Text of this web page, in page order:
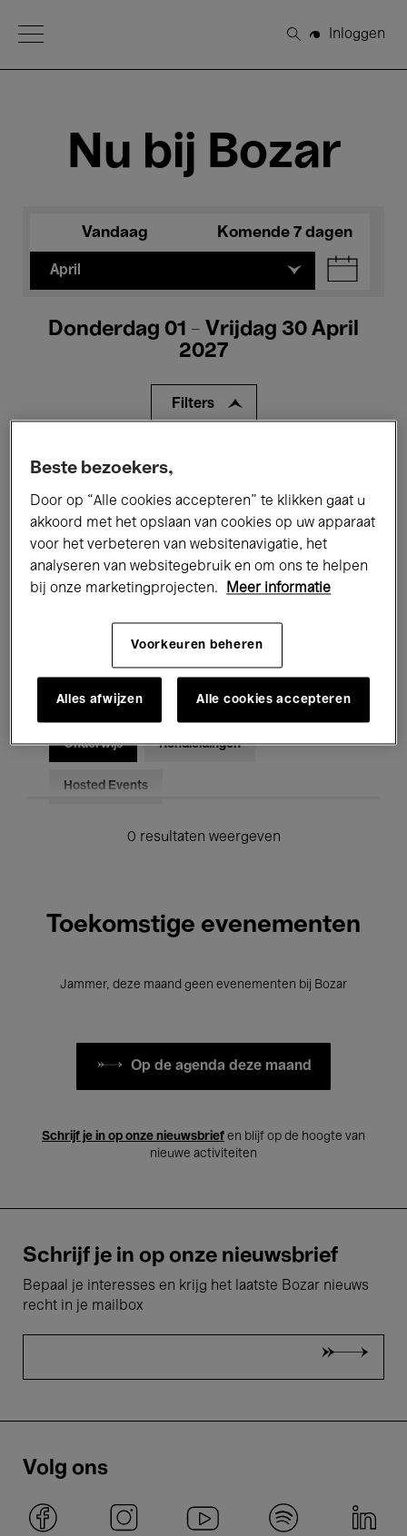
Open Menu
Zoeken
Inloggen
Nu bij Bozar
Vandaag Komende 7 dagen
April
Donderdag 01 - Vrijdag 30 April
2027
Filters
Alle evenementen
Tentoonstellingen Films
Performances Lezingen & Debatten
Jazz Klassieke Muziek Global Music
Voor iedereen Kids’ Palace
Onderwijs Rondleidingen
Hosted Events
0 resultaten weergeven
Toekomstige evenementen
Jammer, deze maand geen evenementen bij Bozar
Op de agenda deze maand
Schrijf je in op onze nieuwsbrief en blijf op de hoogte van
nieuwe activiteiten
Schrijf je in op onze nieuwsbrief
Bepaal je interesses en krijg het laatste Bozar nieuws
recht in je mailbox
Volg ons
Beste bezoekers,
Door op “Alle cookies accepteren” te klikken gaat u
akkoord met het opslaan van cookies op uw apparaat
voor het verbeteren van websitenavigatie, het
analyseren van websitegebruik en om ons te helpen
bij onze marketingprojecten.
Meer informatie
Voorkeuren beheren
Alles afwijzen Alle cookies accepteren